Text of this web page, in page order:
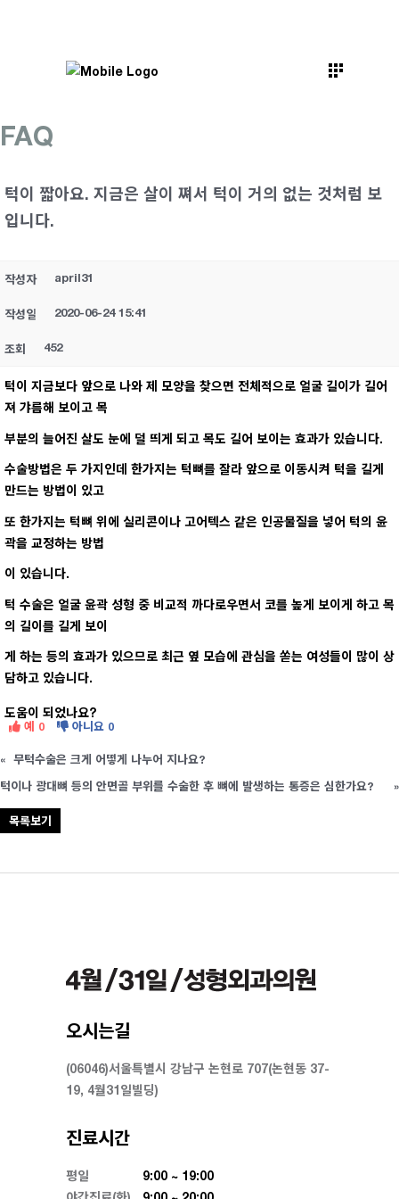
FAQ
턱이 짧아요. 지금은 살이 쪄서 턱이 거의 없는 것처럼 보
입니다.
작성자 april31
작성일 2020-06-24 15:41
조회 452
턱이 지금보다 앞으로 나와 제 모양을 찾으면 전체적으로 얼굴 길이가 길어
져 갸름해 보이고 목
부분의 늘어진 살도 눈에 덜 띄게 되고 목도 길어 보이는 효과가 있습니다.
수술방법은 두 가지인데 한가지는 턱뼈를 잘라 앞으로 이동시켜 턱을 길게
만드는 방법이 있고
또 한가지는 턱뼈 위에 실리콘이나 고어텍스 같은 인공물질을 넣어 턱의 윤
곽을 교정하는 방법
이 있습니다.
턱 수술은 얼굴 윤곽 성형 중 비교적 까다로우면서 코를 높게 보이게 하고 목
의 길이를 길게 보이
게 하는 등의 효과가 있으므로 최근 옆 모습에 관심을 쏟는 여성들이 많이 상
담하고 있습니다.
도움이 되었나요?
예 0 아니요 0
« 무턱수술은 크게 어떻게 나누어 지나요?
턱이나 광대뼈 등의 안면골 부위를 수술한 후 뼈에 발생하는 통증은 심한가요?
»
목록보기
오시는길
(06046)서울특별시 강남구 논현로 707(논현동 37-
19, 4월31일빌딩)
진료시간
평일
9:00 ~ 19:00